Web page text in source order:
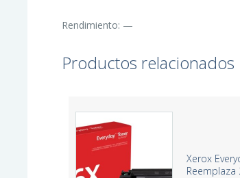
Rendimiento: —
Productos relacionados
Xerox
Reemplaza